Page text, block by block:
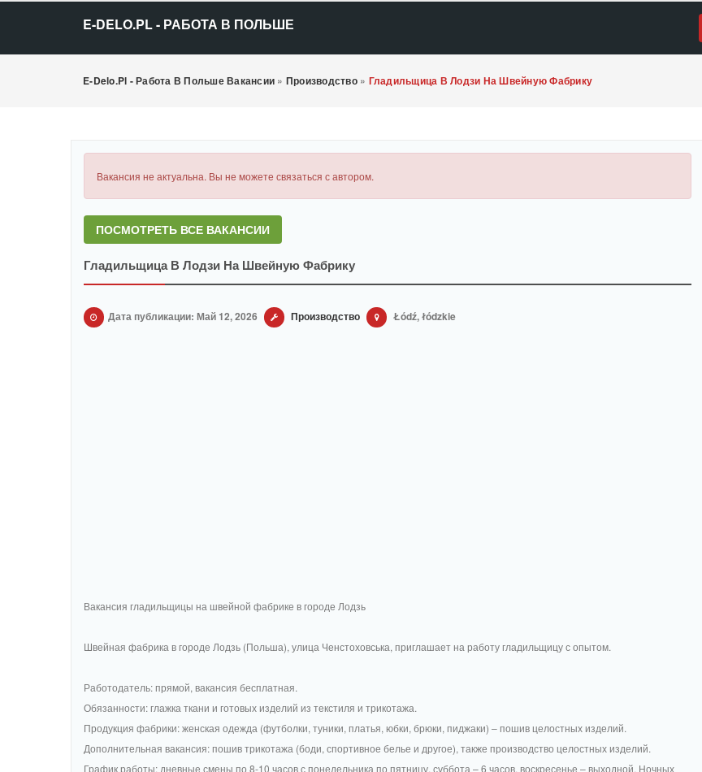
E-DELO.PL - РАБОТА В ПОЛЬШЕ
E-Delo.pl - Работа В Польше Вакансии » Производство » Гладильщица В Лодзи На Швейную Фабрику
Вакансия не актуальна. Вы не можете связаться с автором.
ПОСМОТРЕТЬ ВСЕ ВАКАНСИИ
Гладильщица В Лодзи На Швейную Фабрику
Дата публикации: Май 12, 2026 Производство Łódź, łódzkie
Вакансия гладильщицы на швейной фабрике в городе Лодзь
Швейная фабрика в городе Лодзь (Польша), улица Ченстоховська, приглашает на работу гладильщицу с опытом.
Работодатель: прямой, вакансия бесплатная.
Обязанности: глажка ткани и готовых изделий из текстиля и трикотажа.
Продукция фабрики: женская одежда (футболки, туники, платья, юбки, брюки, пиджаки) – пошив целостных изделий.
Дополнительная вакансия: пошив трикотажа (боди, спортивное белье и другое), также производство целостных изделий.
График работы: дневные смены по 8-10 часов с понедельника по пятницу, суббота – 6 часов, воскресенье – выходной. Ночных